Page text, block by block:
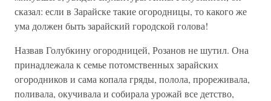
сказал: если в Зарайске такие огородницы, то какого же
ума должен быть зарайский городской голова!
Назвав Голубкину огородницей, Розанов не шутил. Она
принадлежала к семье потомственных зарайских
огородников и сама копала гряды, полола, прореживала,
поливала, окучивала и собирала урожай все детство,